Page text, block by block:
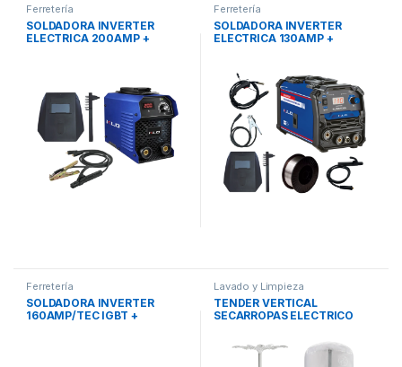
Ferretería
SOLDADORA INVERTER
ELECTRICA 200AMP +
Ferretería
SOLDADORA INVERTER
ELECTRICA 130AMP +
Ferretería
SOLDADORA INVERTER
160AMP/TEC IGBT +
Lavado y Limpieza
TENDER VERTICAL
SECARROPAS ELECTRICO